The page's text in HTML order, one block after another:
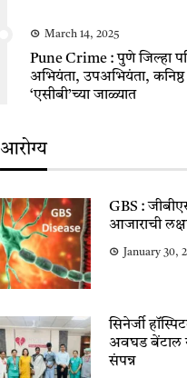
March 14, 2025
Pune Crime : पुणे जिल्हा
अभियंता, उपअभियंता,
‘एसीबी’च्या जाळ्यात
आरोग्य
GBS :
आजाराची
January 30,
सिनेर्जी
अवघड बेंटाल
संपन्न